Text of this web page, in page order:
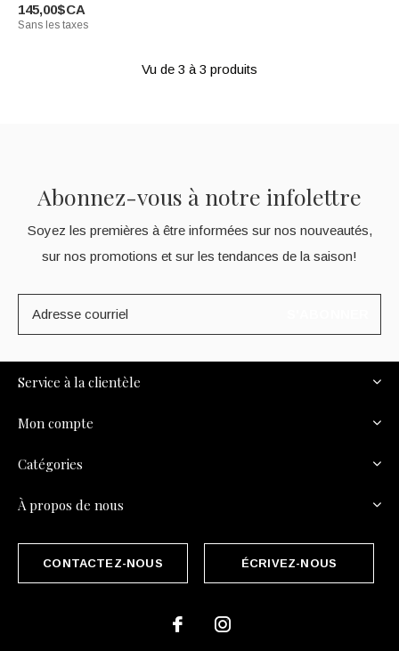
145,00$CA
Sans les taxes
Vu de 3 à 3 produits
Abonnez-vous à notre infolettre
Soyez les premières à être informées sur nos nouveautés,
sur nos promotions et sur les tendances de la saison!
Service à la clientèle
Mon compte
Catégories
À propos de nous
CONTACTEZ-NOUS ÉCRIVEZ-NOUS